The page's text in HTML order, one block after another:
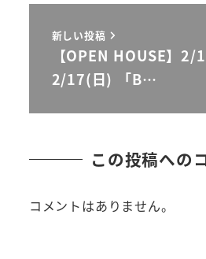
新しい投稿
【OPEN HOUSE】2/
2/17(日) 「B…
この投稿への
コメントはありません。